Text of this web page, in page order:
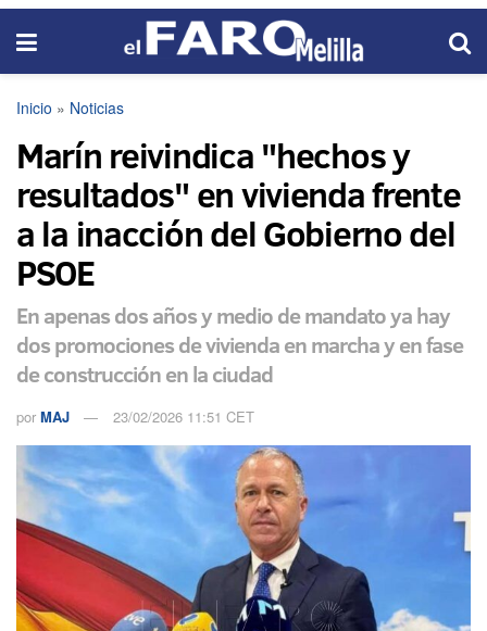
Inicio » Noticias
Marín reivindica "hechos y
resultados" en vivienda frente
a la inacción del Gobierno del
PSOE
En apenas dos años y medio de mandato ya hay
dos promociones de vivienda en marcha y en fase
de construcción en la ciudad
por MAJ 23/02/2026 11:51 CET